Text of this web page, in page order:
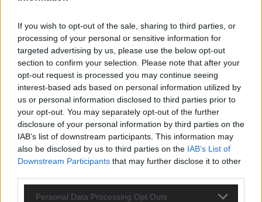
If you wish to opt-out of the sale, sharing to third parties, or
processing of your personal or sensitive information for
targeted advertising by us, please use the below opt-out
section to confirm your selection. Please note that after your
opt-out request is processed you may continue seeing
interest-based ads based on personal information utilized by
us or personal information disclosed to third parties prior to
your opt-out. You may separately opt-out of the further
disclosure of your personal information by third parties on the
IAB’s list of downstream participants. This information may
also be disclosed by us to third parties on the IAB’s List of
Downstream Participants that may further disclose it to other
Personal Data Processing Opt Outs
Bulgarien hat gewonnen – aber der ESC 2026